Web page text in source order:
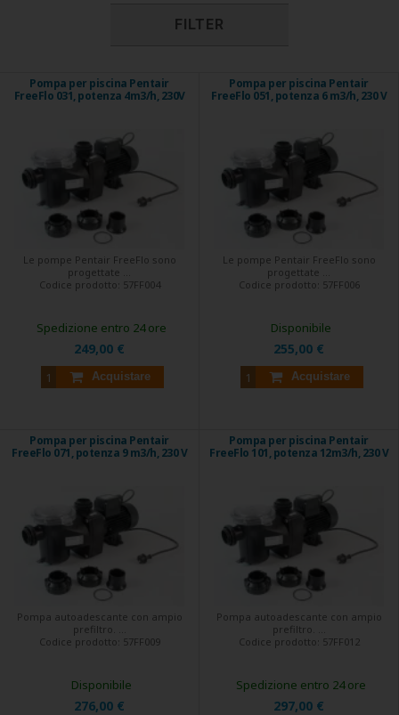
FILTER
Pompa per piscina Pentair
FreeFlo 031, potenza 4m3/h, 230V
Le pompe Pentair FreeFlo sono
progettate ...
Codice prodotto: 57FF004
249,00 €
Acquistare
Spedizione entro 24 ore
Pompa per piscina Pentair
FreeFlo 051, potenza 6 m3/h, 230 V
Le pompe Pentair FreeFlo sono
progettate ...
Codice prodotto: 57FF006
255,00 €
Acquistare
Disponibile
Pompa per piscina Pentair
FreeFlo 071, potenza 9 m3/h, 230 V
Pompa autoadescante con ampio
prefiltro. ...
Codice prodotto: 57FF009
276,00 €
Disponibile
Pompa per piscina Pentair
FreeFlo 101, potenza 12m3/h, 230 V
Pompa autoadescante con ampio
prefiltro. ...
Codice prodotto: 57FF012
297,00 €
Spedizione entro 24 ore